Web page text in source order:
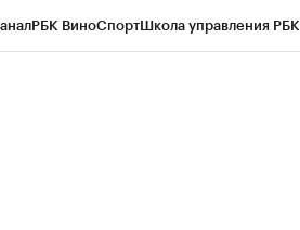
РБК ВиноСпортШкола управления РБК